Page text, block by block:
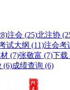
注会 (25)北注协
试大纲 (11)注会考
(7)张敬富 (7)下载
(6)成绩查询 (6)